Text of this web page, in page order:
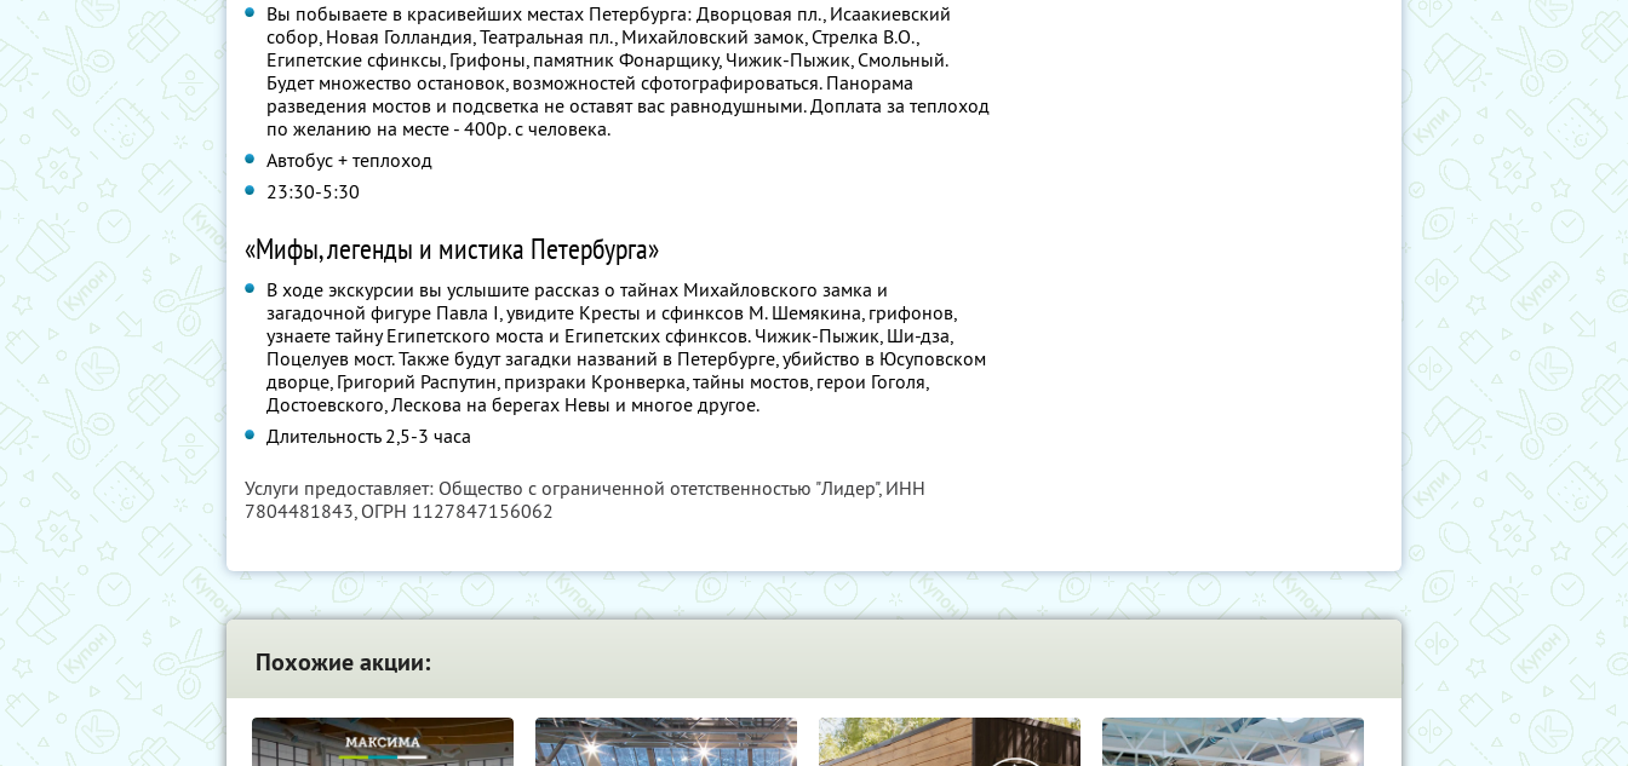
Вы побываете в красивейших местах Петербурга: Дворцовая пл., Исаакиевский
собор, Новая Голландия, Театральная пл., Михайловский замок, Стрелка В.О.,
Египетские сфинксы, Грифоны, памятник Фонарщику, Чижик-Пыжик, Смольный.
Будет множество остановок, возможностей сфотографироваться. Панорама
разведения мостов и подсветка не оставят вас равнодушными. Доплата за теплоход
по желанию на месте - 400р. с человека.
Автобус + теплоход
23:30-5:30
«Мифы, легенды и мистика Петербурга»
В ходе экскурсии вы услышите рассказ о тайнах Михайловского замка и
загадочной фигуре Павла I, увидите Кресты и сфинксов М. Шемякина, грифонов,
узнаете тайну Египетского моста и Египетских сфинксов. Чижик-Пыжик, Ши-дза,
Поцелуев мост. Также будут загадки названий в Петербурге, убийство в Юсуповском
дворце, Григорий Распутин, призраки Кронверка, тайны мостов, герои Гоголя,
Достоевского, Лескова на берегах Невы и многое другое.
Длительность 2,5-3 часа
Услуги предоставляет: Общество с ограниченной отетственностью "Лидер", ИНН
7804481843, ОГРН 1127847156062
Похожие акции: